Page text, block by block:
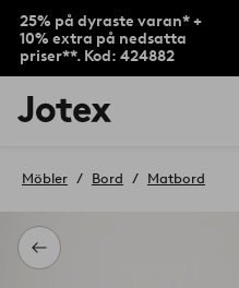
25% på dyraste varan* +
10% extra på nedsatta
priser**. Kod: 424882
Jotex
logotyp
till
Tillbaka
Möbler Bord Matbord